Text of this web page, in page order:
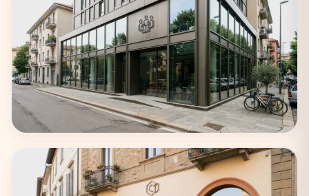
Roma
62 coworking
Torino